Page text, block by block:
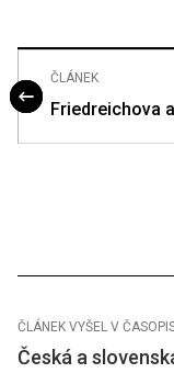
ČLÁNEK
Friedreichova
ČLÁNEK VYŠEL V
Česká a